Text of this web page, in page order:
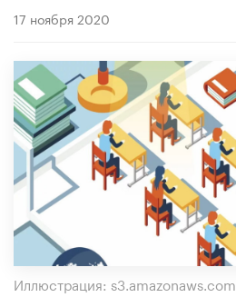
17 ноября 2020
Иллюстрация: s3.amazonaws.com